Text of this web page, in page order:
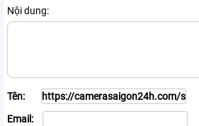
Nội dung:
Tên:
Email: